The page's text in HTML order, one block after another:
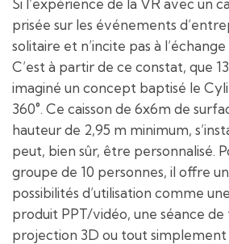
Si l’expérience de la VR avec un
prisée sur les événements
solitaire et n’incite pas à
C’est à partir de ce constat, que
imaginé un concept baptisé le
360°. Ce caisson de 6x6m de
hauteur de 2,95 m minimum,
peut, bien sûr, être personnalisé.
groupe de 10 personnes, il offre
possibilités d’utilisation comme
produit PPT/vidéo, une séance
projection 3D ou tout